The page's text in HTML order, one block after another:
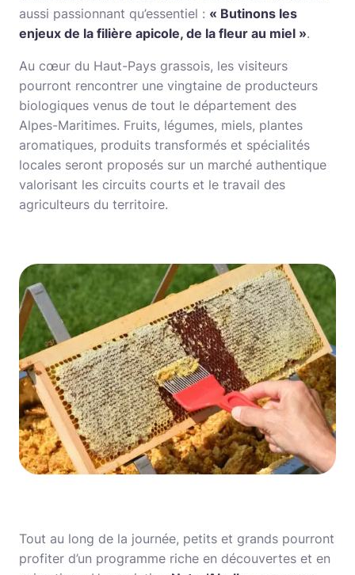
aussi passionnant qu’essentiel : « Butinons les
enjeux de la filière apicole, de la fleur au miel ».
Au cœur du Haut-Pays grassois, les visiteurs
pourront rencontrer une vingtaine de producteurs
biologiques venus de tout le département des
Alpes-Maritimes. Fruits, légumes, miels, plantes
aromatiques, produits transformés et spécialités
locales seront proposés sur un marché authentique
valorisant les circuits courts et le travail des
agriculteurs du territoire.
Tout au long de la journée, petits et grands pourront
profiter d’un programme riche en découvertes et en